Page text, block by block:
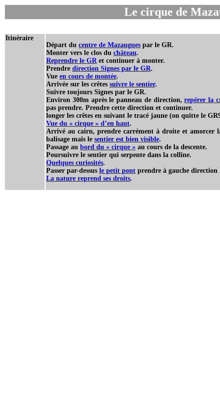
Le cirque de
Itinéraire
Départ du centre de Mazaugues par le GR.
Monter vers le clos du château.
Reprendre le GRet continuer à monter.
Prendre direction Signes par le GR.
Vue en cours de montée.
Arrivée sur les crêtes suivre le sentier.
Suivre toujours Signes par le GR.
Environ 300m après le panneau de direction,repérer la
pas prendre. Prendre cette direction et continuer.
longer les crêtes en suivant le tracé jaune (on quitte le
Vue du « cirque » d’en haut.
Arrivé au cairn, prendre carrément à droite et amorcer
balisage mais le sentier est bien visible.
Passage au bord du « cirque » au cours de la descente.
Poursuivre le sentier qui serpente dans la colline.
Quelques curiosités.
Passer par-dessus le petit pont prendre à gauche direction
La nature reprend ses droits.